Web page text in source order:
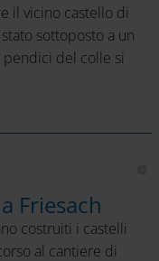
il vicino castello di
sottoposto a un
del colle si
Friesach
costruiti i castelli
al cantiere di